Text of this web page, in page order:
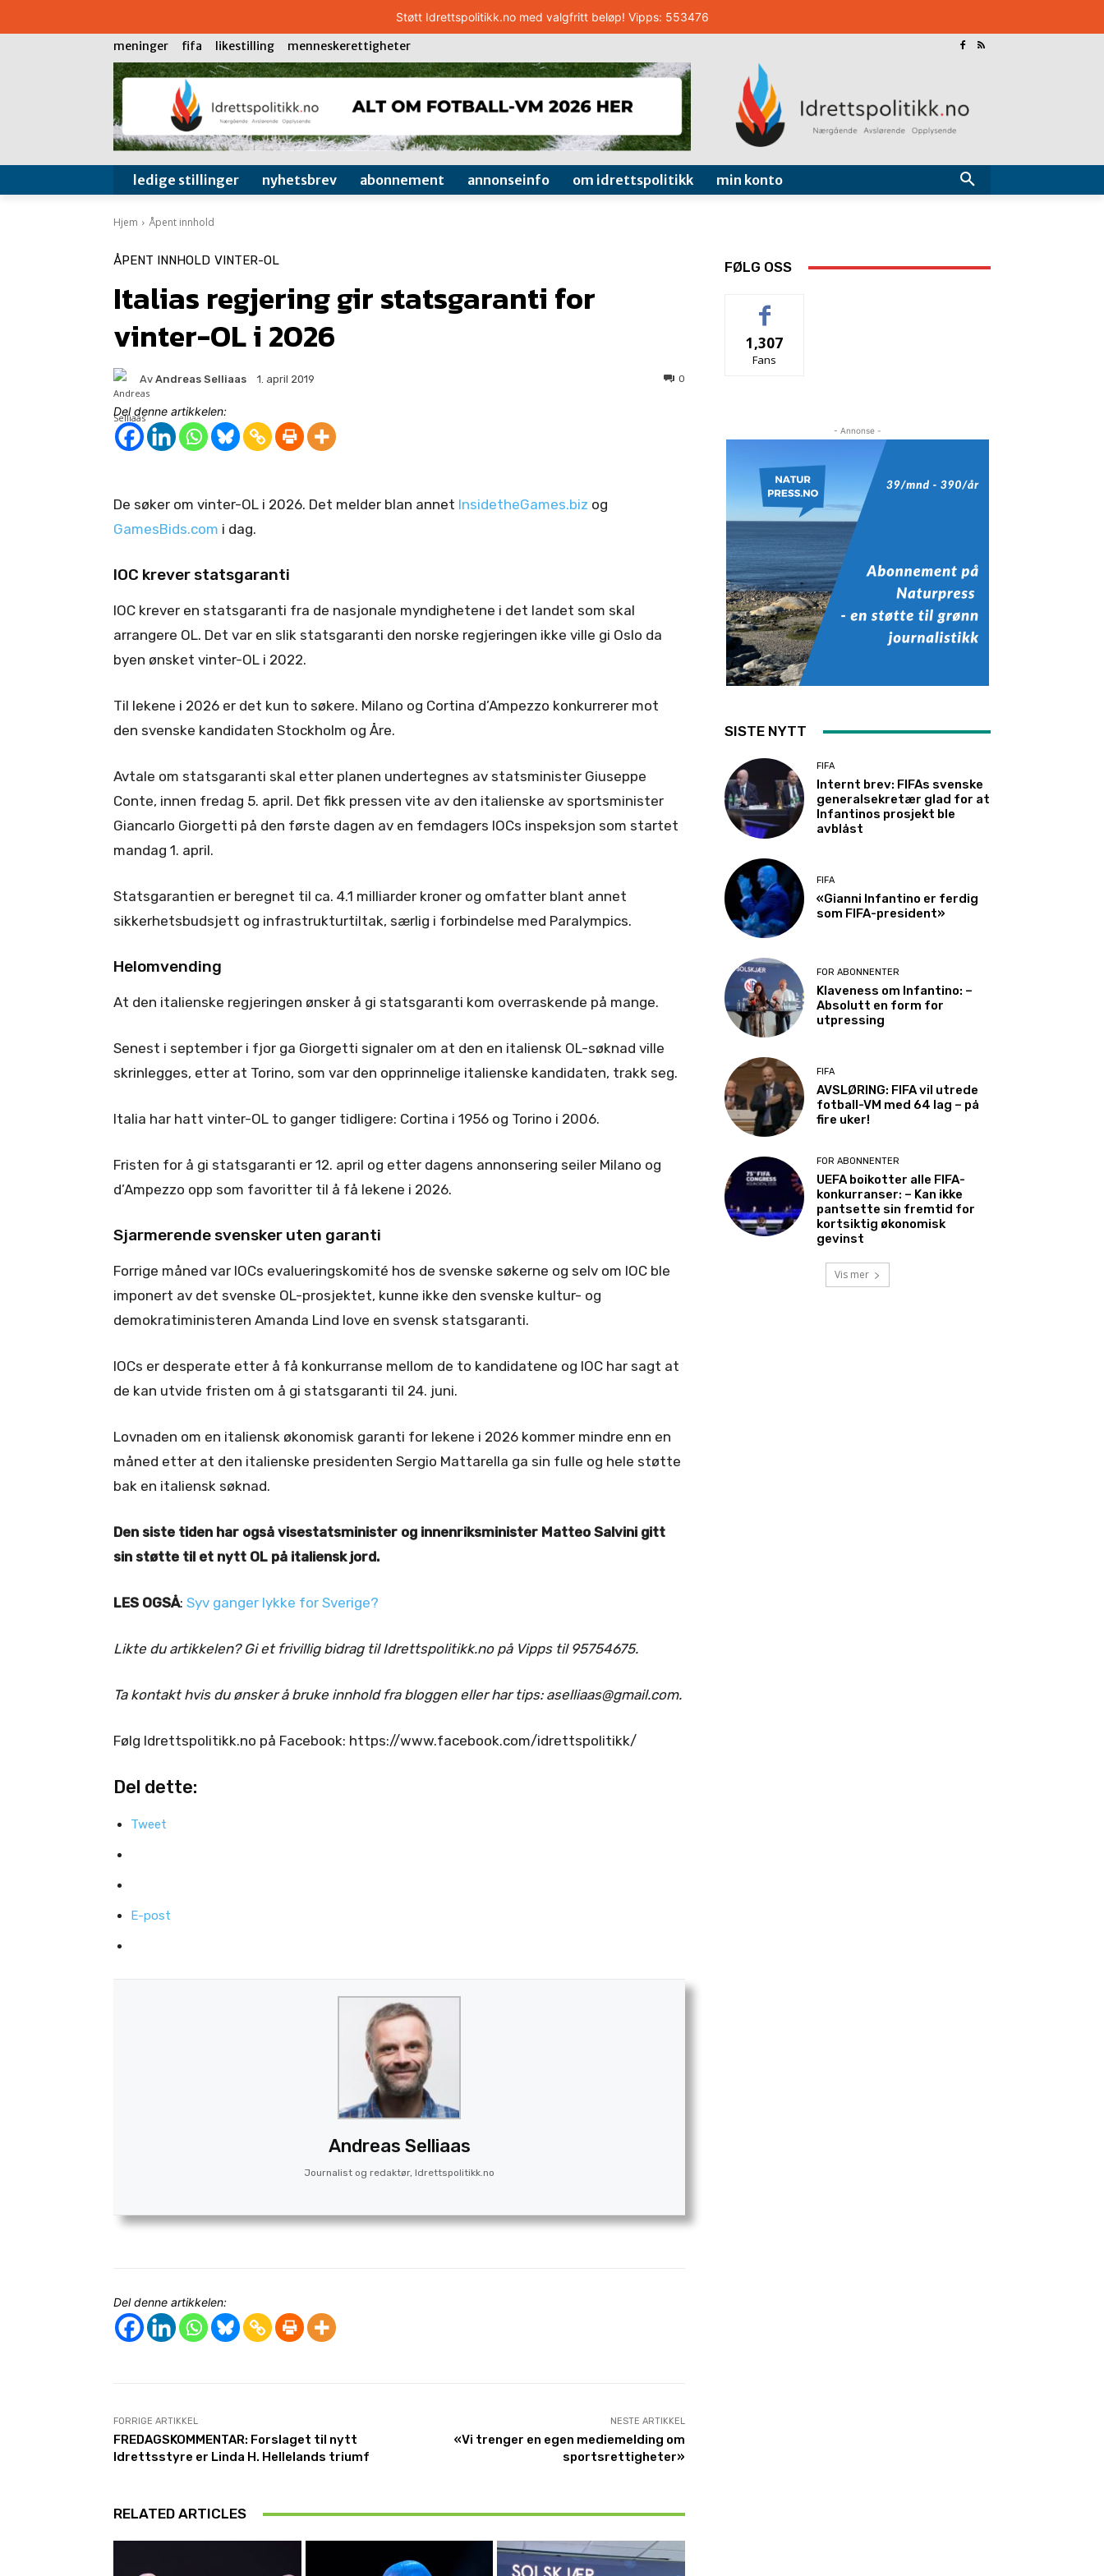
Støtt Idrettspolitikk.no med valgfritt beløp! Vipps: 553476
meninger fifa likestilling menneskerettigheter
ledige stillinger nyhetsbrev abonnement annonseinfo om idrettspolitikk min konto
Hjem Åpent innhold
ÅPENT INNHOLD VINTER-OL
Italias regjering gir statsgaranti for
vinter-OL i 2026
Av Andreas Selliaas 1. april 2019 0
Del denne artikkelen:
De søker om vinter-OL i 2026. Det melder blan annet InsidetheGames.biz og
GamesBids.com i dag.
IOC krever statsgaranti
IOC krever en statsgaranti fra de nasjonale myndighetene i det landet som skal
arrangere OL. Det var en slik statsgaranti den norske regjeringen ikke ville gi Oslo da
byen ønsket vinter-OL i 2022.
Til lekene i 2026 er det kun to søkere. Milano og Cortina d’Ampezzo konkurrerer mot
den svenske kandidaten Stockholm og Åre.
Avtale om statsgaranti skal etter planen undertegnes av statsminister Giuseppe
Conte, innen fredag 5. april. Det fikk pressen vite av den italienske av sportsminister
Giancarlo Giorgetti på den første dagen av en femdagers IOCs inspeksjon som startet
mandag 1. april.
Statsgarantien er beregnet til ca. 4.1 milliarder kroner og omfatter blant annet
sikkerhetsbudsjett og infrastrukturtiltak, særlig i forbindelse med Paralympics.
Helomvending
At den italienske regjeringen ønsker å gi statsgaranti kom overraskende på mange.
Senest i september i fjor ga Giorgetti signaler om at den en italiensk OL-søknad ville
skrinlegges, etter at Torino, som var den opprinnelige italienske kandidaten, trakk seg.
Italia har hatt vinter-OL to ganger tidligere: Cortina i 1956 og Torino i 2006.
Fristen for å gi statsgaranti er 12. april og etter dagens annonsering seiler Milano og
d’Ampezzo opp som favoritter til å få lekene i 2026.
Sjarmerende svensker uten garanti
Forrige måned var IOCs evalueringskomité hos de svenske søkerne og selv om IOC ble
imponert av det svenske OL-prosjektet, kunne ikke den svenske kultur- og
demokratiministeren Amanda Lind love en svensk statsgaranti.
IOCs er desperate etter å få konkurranse mellom de to kandidatene og IOC har sagt at
de kan utvide fristen om å gi statsgaranti til 24. juni.
Lovnaden om en italiensk økonomisk garanti for lekene i 2026 kommer mindre enn en
måned etter at den italienske presidenten Sergio Mattarella ga sin fulle og hele støtte
bak en italiensk søknad.
Den siste tiden har også visestatsminister og innenriksminister Matteo Salvini gitt
sin støtte til et nytt OL på italiensk jord.
LES OGSÅ: Syv ganger lykke for Sverige?
Likte du artikkelen? Gi et frivillig bidrag til Idrettspolitikk.no på Vipps til 95754675.
Ta kontakt hvis du ønsker å bruke innhold fra bloggen eller har tips: aselliaas@gmail.com.
Følg Idrettspolitikk.no på Facebook: https://www.facebook.com/idrettspolitikk/
Del dette:
Tweet
E-post
Andreas Selliaas
Journalist og redaktør, Idrettspolitikk.no
Del denne artikkelen:
FORRIGE ARTIKKEL
FREDAGSKOMMENTAR: Forslaget til nytt
Idrettsstyre er Linda H. Hellelands triumf
NESTE ARTIKKEL
«Vi trenger en egen mediemelding om
sportsrettigheter»
RELATED ARTICLES
FØLG OSS
1,307
Fans
- Annonse -
SISTE NYTT
FIFA
Internt brev: FIFAs svenske
generalsekretær glad for at
Infantinos prosjekt ble
avblåst
FIFA
«Gianni Infantino er ferdig
som FIFA-president»
FOR ABONNENTER
Klaveness om Infantino: –
Absolutt en form for
utpressing
FIFA
AVSLØRING: FIFA vil utrede
fotball-VM med 64 lag – på
fire uker!
FOR ABONNENTER
UEFA boikotter alle FIFA-
konkurranser: – Kan ikke
pantsette sin fremtid for
kortsiktig økonomisk
gevinst
Vis mer